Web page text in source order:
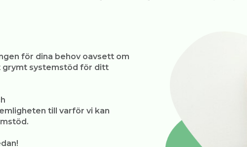
för dina behov oavsett om
grymt systemstöd för ditt
till varför vi kan